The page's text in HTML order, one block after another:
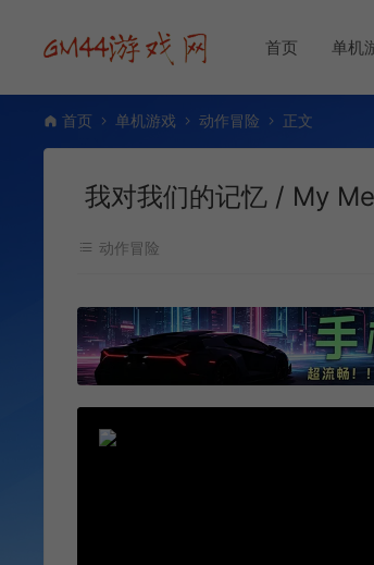
首页 单机
首页 单机游戏 动作冒险 正文
我对我们的记忆 / My
动作冒险